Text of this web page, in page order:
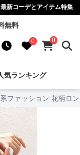
新コーデとアイテム特集
無料
0 0
気ランキング
ファッション 花柄ロ